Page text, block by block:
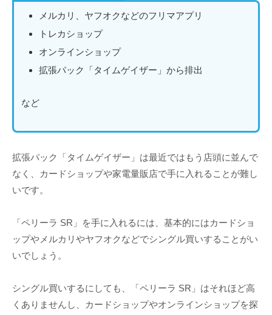
メルカリ、ヤフオクなどのフリマアプリ
トレカショップ
オンラインショップ
拡張パック「タイムゲイザー」から排出
など
拡張パック「タイムゲイザー」は最近ではもう店頭に並んで
なく、カードショップや家電量販店で手に入れることが難し
いです。
「ペリーラ SR」を手に入れるには、基本的にはカードショ
ップやメルカリやヤフオクなどでシングル買いすることがい
いでしょう。
シングル買いするにしても、「ペリーラ SR」はそれほど高
くありませんし、カードショップやオンラインショップを探